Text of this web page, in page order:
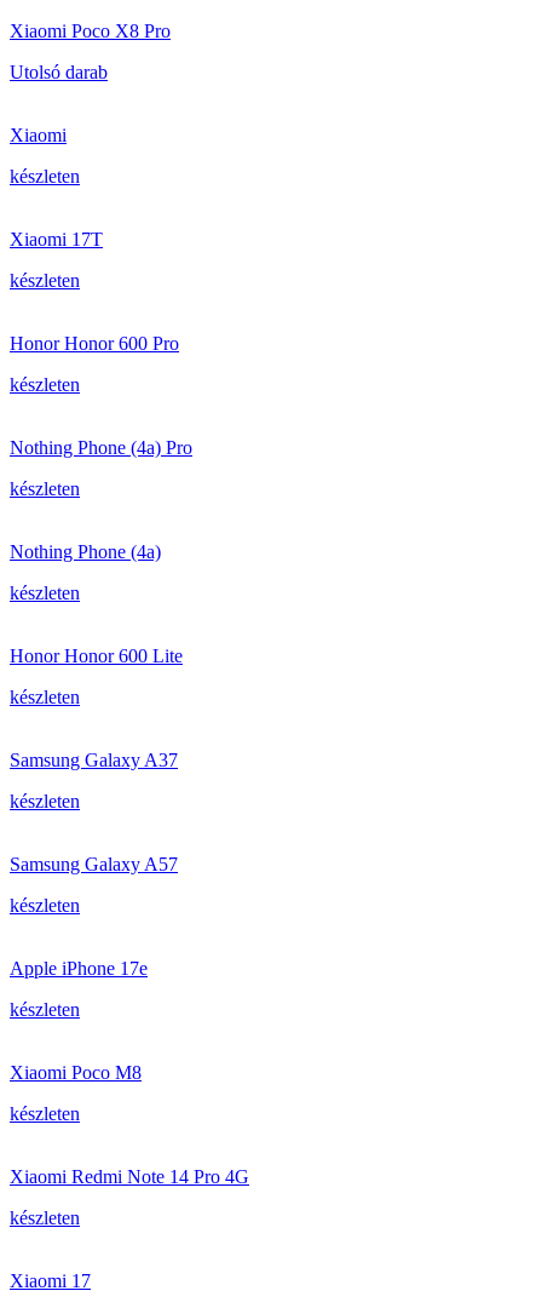
Xiaomi Poco X8 Pro
Utolsó darab
Xiaomi
készleten
Xiaomi 17T
készleten
Honor Honor 600 Pro
készleten
Nothing Phone (4a) Pro
készleten
Nothing Phone (4a)
készleten
Honor Honor 600 Lite
készleten
Samsung Galaxy A37
készleten
Samsung Galaxy A57
készleten
Apple iPhone 17e
készleten
Xiaomi Poco M8
készleten
Xiaomi Redmi Note 14 Pro 4G
készleten
Xiaomi 17